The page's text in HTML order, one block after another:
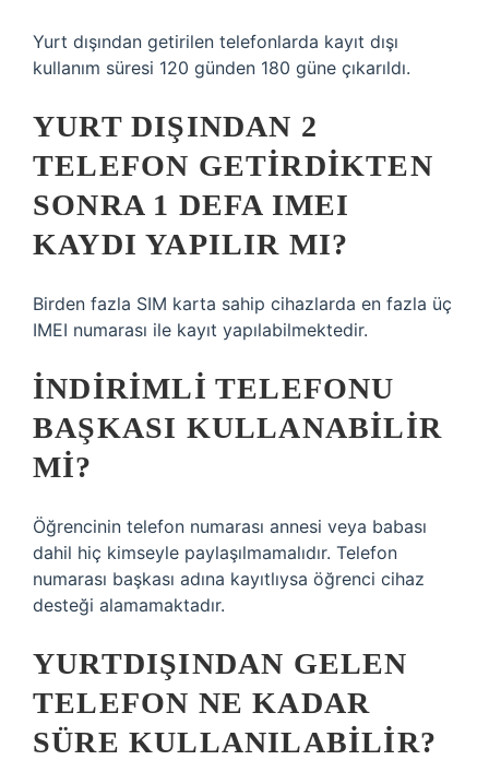
Yurt dışından getirilen telefonlarda kayıt dışı
kullanım süresi 120 günden 180 güne çıkarıldı.
YURT DIŞINDAN 2
TELEFON GETIRDIKTEN
SONRA 1 DEFA IMEI
KAYDI YAPILIR MI?
Birden fazla SIM karta sahip cihazlarda en fazla üç
IMEI numarası ile kayıt yapılabilmektedir.
İNDIRIMLI TELEFONU
BAŞKASI KULLANABILIR
MI?
Öğrencinin telefon numarası annesi veya babası
dahil hiç kimseyle paylaşılmamalıdır. Telefon
numarası başkası adına kayıtlıysa öğrenci cihaz
desteği alamamaktadır.
YURTDIŞINDAN GELEN
TELEFON NE KADAR
SÜRE KULLANILABILIR?